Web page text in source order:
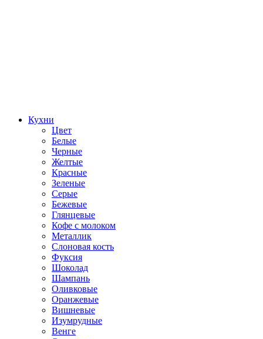
Кухни
Цвет
Белые
Черные
Желтые
Красные
Зеленые
Серые
Бежевые
Глянцевые
Кофе с молоком
Металлик
Слоновая кость
Фуксия
Шоколад
Шампань
Оливковые
Оранжевые
Вишневые
Изумрудные
Венге